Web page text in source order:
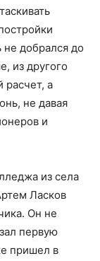
не добрался до
из другого
расчет, а
не давая
и
из села
Ласков
Он не
первую
пришел в